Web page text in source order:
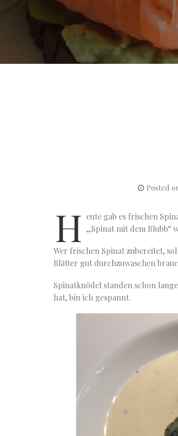
Posted
H eute gab es frischen
„Spinat mit dem Blubb“
Wer frischen Spinat zubereitet,
Blätter gut durchzuwaschen
Spinatknödel standen schon
hat, bin ich gespannt.